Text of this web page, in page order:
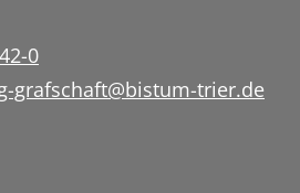
0
grafschaft@bistum-trier.de
Grafschaft auf
Grafschaft